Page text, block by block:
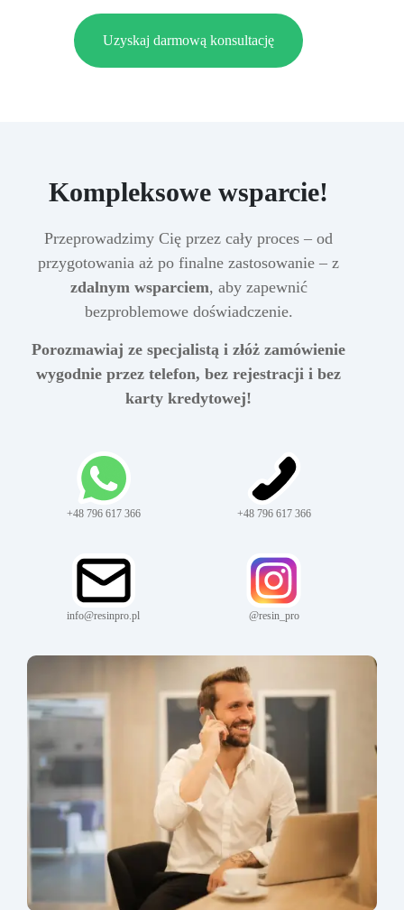
Uzyskaj darmową konsultację
Kompleksowe wsparcie!
Przeprowadzimy Cię przez cały proces – od
przygotowania aż po finalne zastosowanie – z
zdalnym wsparciem, aby zapewnić
bezproblemowe doświadczenie.
Porozmawiaj ze specjalistą i złóż zamówienie
wygodnie przez telefon, bez rejestracji i bez
karty kredytowej!
+48 796 617 366 +48 796 617 366
info@resinpro.pl @resin_pro